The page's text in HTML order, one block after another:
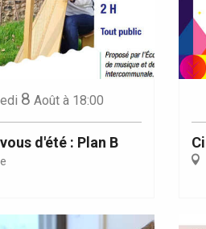
8 Août à 18:00
d'été : Plan B